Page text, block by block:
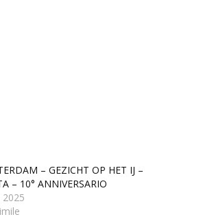
– GEZICHT OP HET IJ –
– 10° ANNIVERSARIO